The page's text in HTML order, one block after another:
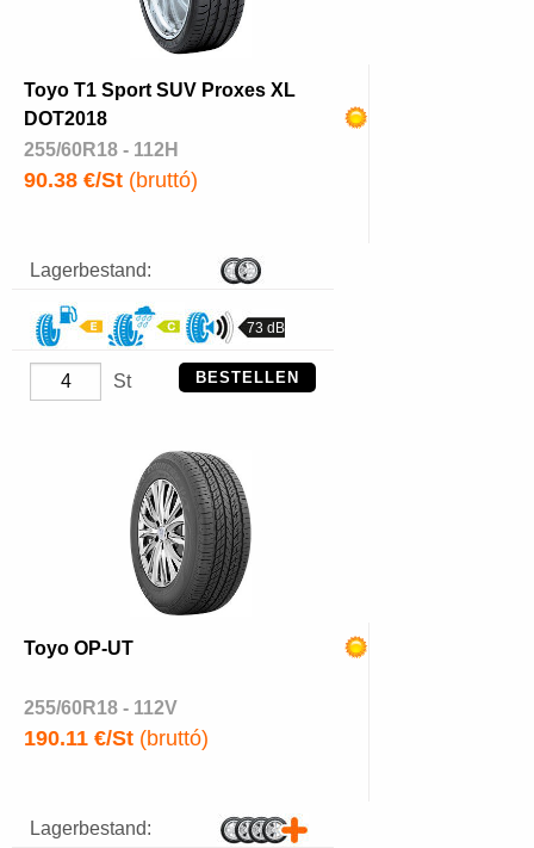
Toyo T1 Sport SUV Proxes XL
DOT2018
255/60R18 - 112H
90.38 €/St (bruttó)
Lagerbestand:
73 dB
St BESTELLEN
Toyo OP-UT
255/60R18 - 112V
190.11 €/St (bruttó)
Lagerbestand: